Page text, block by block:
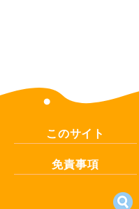
このサイト
免責事項